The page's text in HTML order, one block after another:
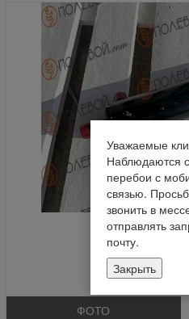
ФОТО
Уважаемые
Наблюдаются
перебои с
связью.
звонить в
отправлять
почту.
Закрыть